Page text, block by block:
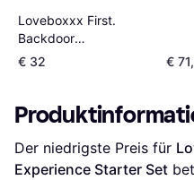
Loveboxxx First.
Backdoor
[S]Experience Starter
€ 32 €
Der niedrigste Preis für
Experience Starter Set